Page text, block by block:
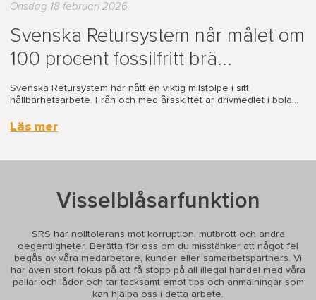
Onsdag 18 februari 2026
Svenska Retursystem når målet om
100 procent fossilfritt brä...
Svenska Retursystem har nått en viktig milstolpe i sitt
hållbarhetsarbete. Från och med årsskiftet är drivmedlet i bola...
Läs mer
Visselblåsarfunktion
SRS har nolltolerans mot korruption, mutbrott och andra
oegentligheter. Berätta för oss om du misstänker att något fel
begås av våra medarbetare, kunder eller samarbetspartners. Vi
har även stort fokus på att få stopp på all illegal handel med våra
pallar och lådor och tar tacksamt emot tips och anmälningar som
kan hjälpa oss i detta arbete.